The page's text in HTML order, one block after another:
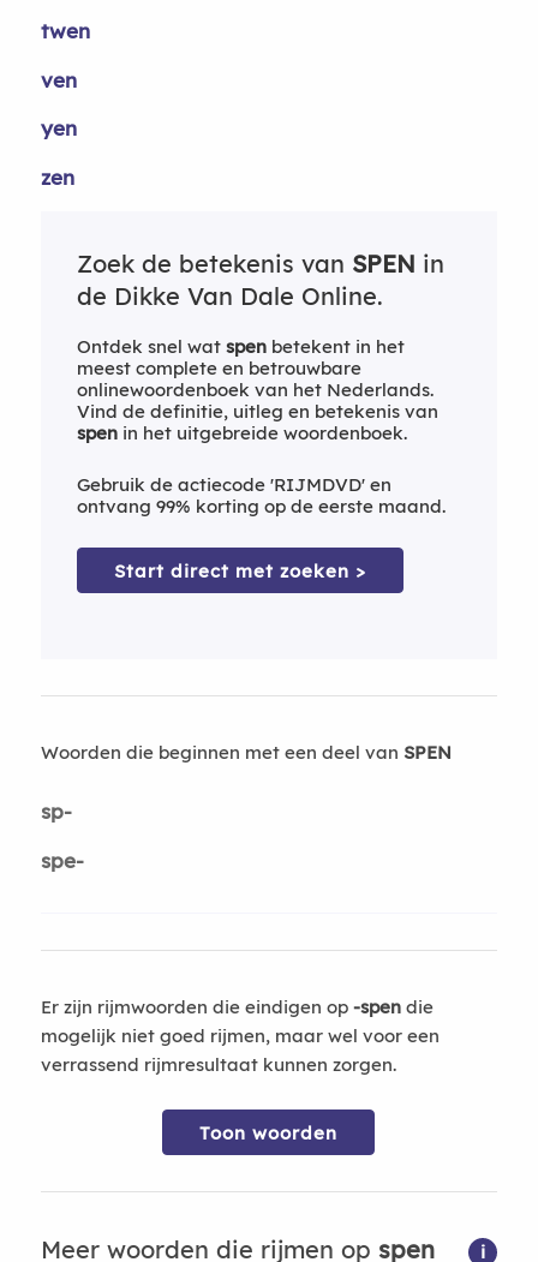
twen
ven
yen
zen
Zoek de betekenis van SPEN in
de Dikke Van Dale Online.
Ontdek snel wat spenbetekent in het
meest complete en betrouwbare
onlinewoordenboek van het Nederlands.
Vind de definitie, uitleg en betekenis van
spenin het uitgebreide woordenboek.
Gebruik de actiecode 'RIJMDVD' en
ontvang 99% korting op de eerste maand.
Start direct met zoeken >
Woorden die beginnen met een deel van SPEN
sp-
spe-
Er zijn rijmwoorden die eindigen op -spendie
mogelijk niet goed rijmen, maar wel voor een
verrassend rijmresultaat kunnen zorgen.
Toon woorden
Meer woorden die rijmen op spen i